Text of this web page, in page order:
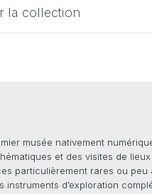
la collection
musée nativement
et des visites de
particulièrement rares ou
instruments d’exploration